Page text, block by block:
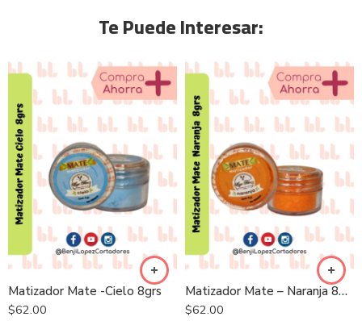
Te Puede Interesar:
Matizador Mate -Cielo 8grs
$62.00
Matizador Mate – Naranja 8grs
$62.00